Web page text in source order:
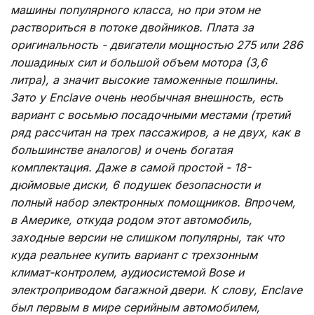
машины популярного класса, но при этом не
раствориться в потоке двойников. Плата за
оригинальность - двигатели мощностью 275 или 286
лошадиных сил и большой объем мотора (3,6
литра), а значит высокие таможенные пошлины.
Зато у Enclave очень необычная внешность, есть
вариант с восьмью посадочными местами (третий
ряд рассчитан на трех пассажиров, а не двух, как в
большинстве аналогов) и очень богатая
комплектация. Даже в самой простой - 18-
дюймовые диски, 6 подушек безопасности и
полный набор электронных помощников. Впрочем,
в Америке, откуда родом этот автомобиль,
заходные версии не слишком популярны, так что
куда реальнее купить вариант с трехзонным
климат-контролем, аудиосистемой Bose и
электроприводом багажной двери. К слову, Enclave
был первым в мире серийным автомобилем,